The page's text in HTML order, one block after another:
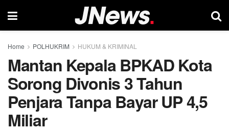
Home POLHUKRIM HUKUM & KRIMINAL
Mantan Kepala BPKAD Kota
Sorong Divonis 3 Tahun
Penjara Tanpa Bayar UP 4,5
Miliar